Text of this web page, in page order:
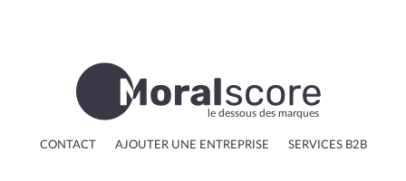
le dessous des marques
CONTACT AJOUTER UNE ENTREPRISE SERVICES B2B